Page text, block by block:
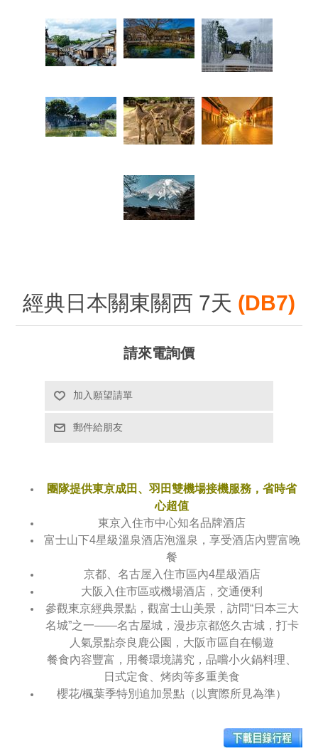
經典日本關東關西 7天 (DB7)
請來電詢價
團隊提供東京成田、羽田雙機場接機服務，省時省
心超值
東京入住市中心知名品牌酒店
富士山下4星級溫泉酒店泡溫泉，享受酒店內豐富晚
餐
京都、名古屋入住市區內4星級酒店
大阪入住市區或機場酒店，交通便利
參觀東京經典景點，觀富士山美景，訪問“日本三大
名城”之一——名古屋城，漫步京都悠久古城，打卡
人氣景點奈良鹿公園，大阪市區自在暢遊
餐食內容豐富，用餐環境講究，品嚐小火鍋料理、
日式定食、烤肉等多重美食
櫻花/楓葉季特別追加景點（以實際所見為準）